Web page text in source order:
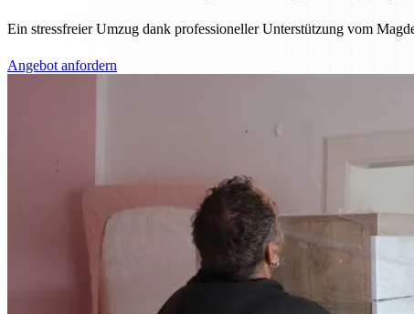
Ein stressfreier Umzug dank professioneller Unterstützung vom
Angebot anfordern